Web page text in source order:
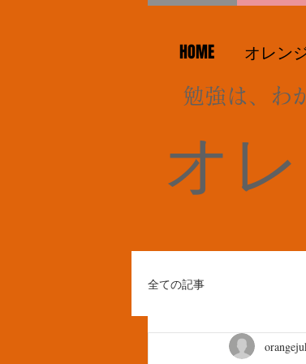
HOME オレン
勉強は、わ
オ
全ての記事